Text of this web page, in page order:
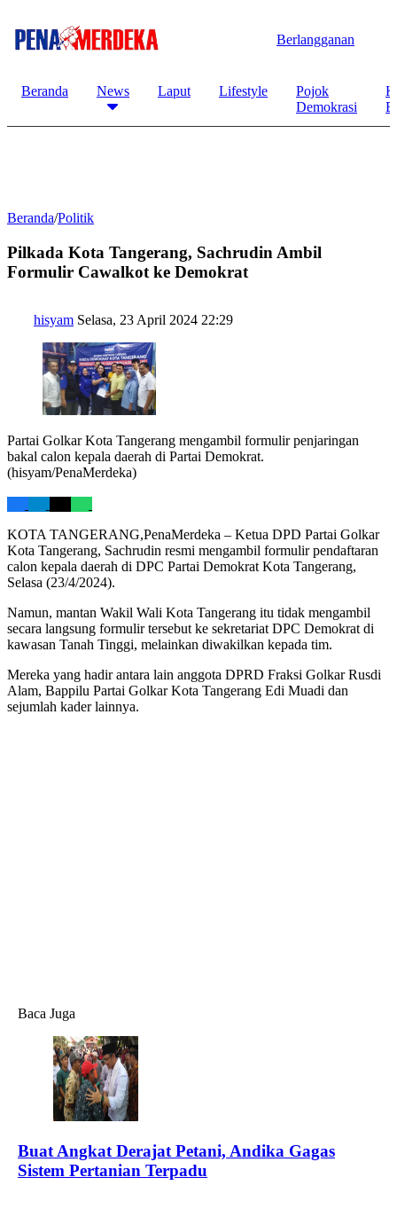
Berlangganan
Beranda News Laput Lifestyle
Pojok
Demokrasi
Beranda/Politik
Pilkada Kota Tangerang, Sachrudin Ambil
Formulir Cawalkot ke Demokrat
hisyam Selasa, 23 April 2024 22:29
Partai Golkar Kota Tangerang mengambil formulir penjaringan
bakal calon kepala daerah di Partai Demokrat.
(hisyam/PenaMerdeka)
KOTA TANGERANG,PenaMerdeka – Ketua DPD Partai Golkar
Kota Tangerang, Sachrudin resmi mengambil formulir pendaftaran
calon kepala daerah di DPC Partai Demokrat Kota Tangerang,
Selasa (23/4/2024).
Namun, mantan Wakil Wali Kota Tangerang itu tidak mengambil
secara langsung formulir tersebut ke sekretariat DPC Demokrat di
kawasan Tanah Tinggi, melainkan diwakilkan kepada tim.
Mereka yang hadir antara lain anggota DPRD Fraksi Golkar Rusdi
Alam, Bappilu Partai Golkar Kota Tangerang Edi Muadi dan
sejumlah kader lainnya.
Baca Juga
Buat Angkat Derajat Petani, Andika Gagas
Sistem Pertanian Terpadu